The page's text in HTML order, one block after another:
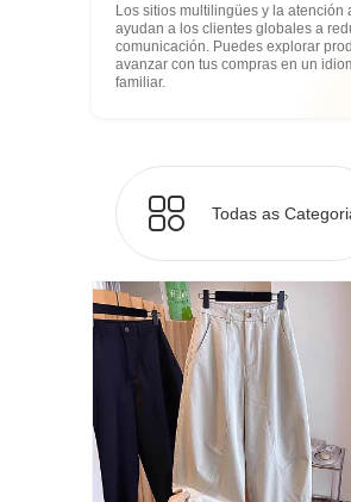
Los sitios multilingües y la
ayudan a los clientes globales a
comunicación. Puedes explorar
avanzar con tus compras en un
familiar.
Todas as